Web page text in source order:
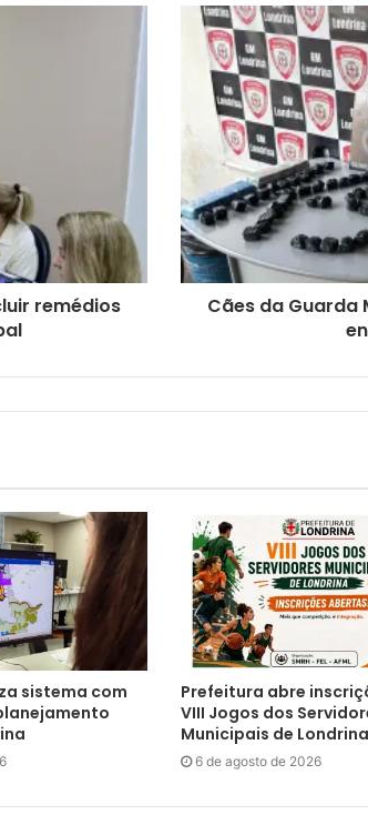
remédios
Cães da Guarda
sistema com
Prefeitura abre
VIII Jogos dos
Municipais de Londrina
6 de agosto de 2026